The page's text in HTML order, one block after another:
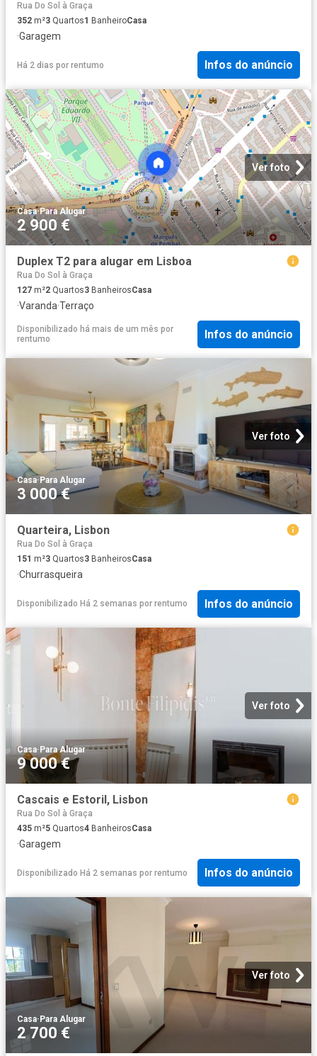
Rua Do Sol à Graça
352 m²3 Quartos1 BanheiroCasa
·Garagem
Há 2 dias por rentumo Infos do anúncio
Ver foto
Casa·Para Alugar
2 900 €
Duplex T2 para alugar em Lisboa
Rua Do Sol à Graça
127 m²2 Quartos3 BanheirosCasa
·Varanda·Terraço
Disponibilizado há mais de um mês por
rentumo
Infos do anúncio
Ver foto
Casa· Para Alugar
3 000 €
Quarteira, Lisbon
Rua Do Sol à Graça
151 m²3 Quartos3 BanheirosCasa
·Churrasqueira
Disponibilizado Há 2 semanas por rentumo Infos do anúncio
Ver foto
Casa· Para Alugar
9 000 €
Cascais e Estoril, Lisbon
Rua Do Sol à Graça
435 m²5 Quartos4 BanheirosCasa
·Garagem
Disponibilizado Há 2 semanas por rentumo Infos do anúncio
Ver foto
Casa·Para Alugar
2 700 €